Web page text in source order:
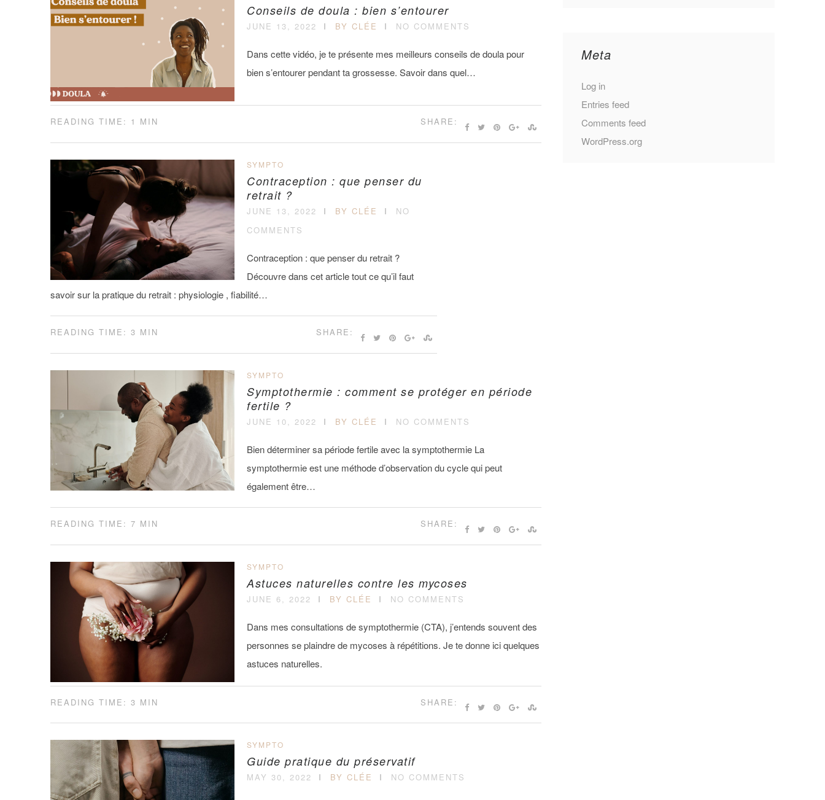
Conseils de doula : bien s’entourer
JUNE 13, 2022 BY CLÉE NO COMMENTS
Dans cette vidéo, je te présente mes meilleurs conseils de doula pour
bien s’entourer pendant ta grossesse. Savoir dans quel…
SHARE:
READING TIME: 1 MIN
SYMPTO
Contraception : que penser du
retrait ?
JUNE 13, 2022 BY CLÉE
NO
COMMENTS
Contraception : que penser du retrait ?
Découvre dans cet article tout ce qu’il faut
savoir sur la pratique du retrait : physiologie , fiabilité…
SHARE:
READING TIME: 3 MIN
SYMPTO
Symptothermie : comment se protéger en période
fertile ?
JUNE 10, 2022 BY CLÉE NO COMMENTS
Bien déterminer sa période fertile avec la symptothermie La
symptothermie est une méthode d’observation du cycle qui peut
également être…
SHARE:
READING TIME: 7 MIN
SYMPTO
Astuces naturelles contre les mycoses
JUNE 6, 2022 BY CLÉE NO COMMENTS
Dans mes consultations de symptothermie (CTA), j’entends souvent des
personnes se plaindre de mycoses à répétitions. Je te donne ici quelques
astuces naturelles.
SHARE:
READING TIME: 3 MIN
SYMPTO
Guide pratique du préservatif
MAY 30, 2022 BY CLÉE NO COMMENTS
Meta
Log in
Entries feed
Comments feed
WordPress.org